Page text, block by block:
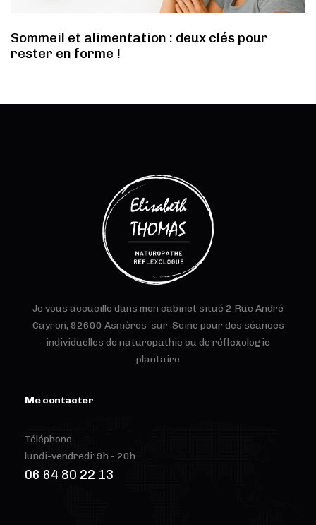
Sommeil et alimentation : deux clés pour
rester en forme !
Je vous accueille dans mon cabinet situé 2 Rue André
Cayron, 92600 Asnières-sur-Seine pour des séances
individuelles de naturopathie ou de réflexologie
plantaire
Me contacter
Téléphone
lundi-vendredi: 9h - 20h
06 64 80 22 13